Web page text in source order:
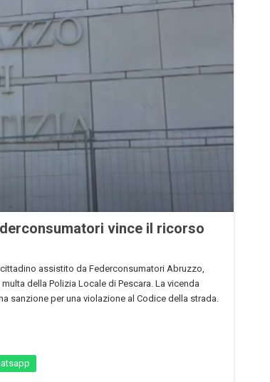
vince il ricorso
assistito da Federconsumatori Abruzzo,
della Polizia Locale di Pescara. La vicenda
sanzione per una violazione al Codice della strada.